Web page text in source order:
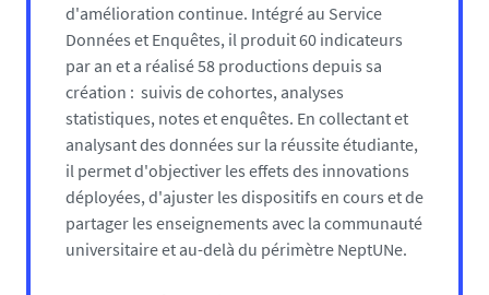
créées depuis 2021. Leurs travaux couvrent des
thématiques variées : compétences, itinéraires de
développement pédagogique, espaces
d'apprentissage, enseignement des langues et
accompagnement des étudiants en santé. Ils
s'inscrivent dans un dialogue international,
notamment grâce au partenariat avec laChaire en
leadership de pédagogie de l'enseignement
supérieur - Université Laval (Canada) , qui enrichit nos
réflexions par des regards croisés et des expertises
d'amélioration continue. Intégré au Service
Données et Enquêtes, il produit 60 indicateurs
par an et a réalisé 58 productions depuis sa
création : suivis de cohortes, analyses
statistiques, notes et enquêtes. En collectant et
analysant des données sur la réussite étudiante,
il permet d'objectiver les effets des innovations
déployées, d'ajuster les dispositifs en cours et de
partager les enseignements avec la communauté
universitaire et au-delà du périmètre NeptUNe.